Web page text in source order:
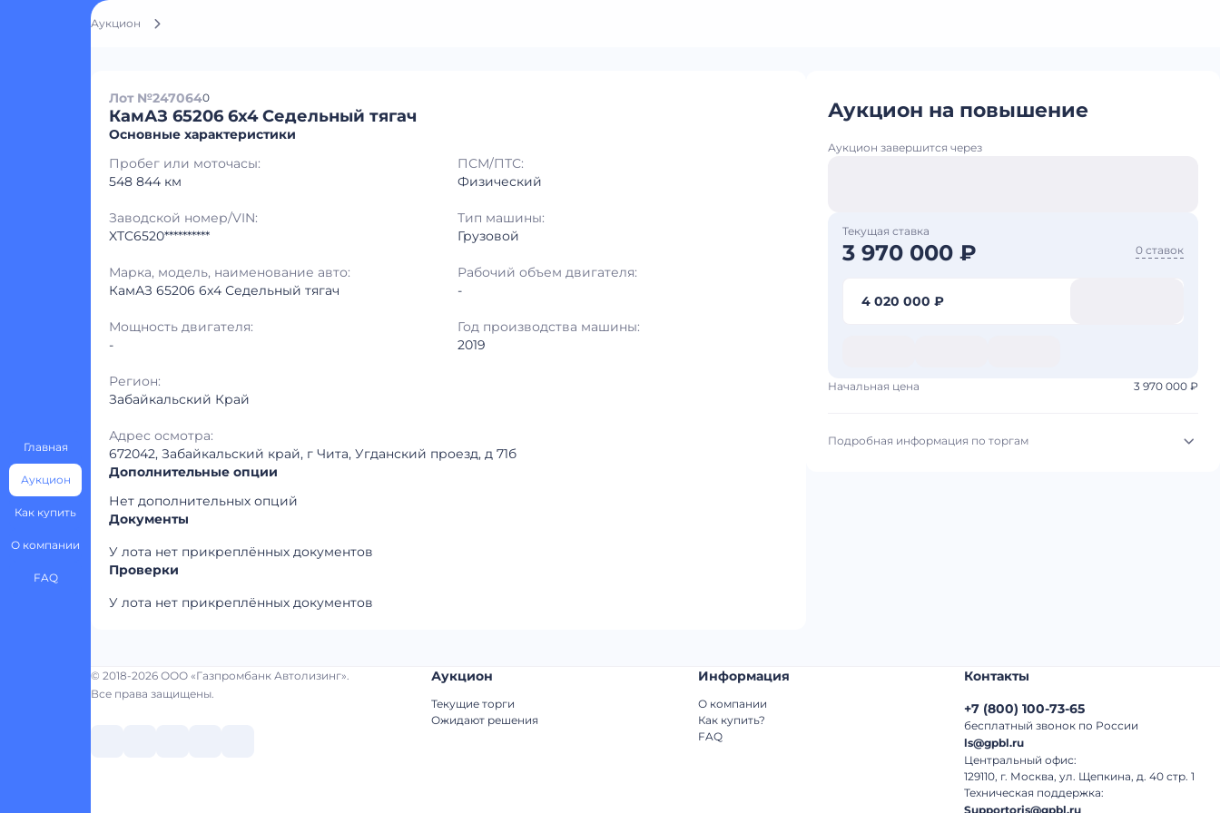
Главная
Аукцион
Как купить
О компании
FAQ
Аукцион
Лот №2470640
КамАЗ 65206 6x4 Седельный тягач
Основные характеристики
Пробег или моточасы:
548 844 км
ПСМ/ПТС:
Физический
Заводской номер/VIN:
XTC6520**********
Тип машины:
Грузовой
Марка, модель, наименование авто:
КамАЗ 65206 6x4 Седельный тягач
Рабочий объем двигателя:
-
Мощность двигателя:
-
Год производства машины:
2019
Регион:
Забайкальский Край
Адрес осмотра:
672042, Забайкальский край, г Чита, Угданский проезд, д 71б
Дополнительные опции
Нет дополнительных опций
Документы
У лота нет прикреплённых документов
Проверки
У лота нет прикреплённых документов
Аукцион на повышение
Аукцион завершится через
Текущая ставка
3 970 000 ₽ 0 ставок
4 020 000 ₽
Начальная цена 3 970 000 ₽
Подробная информация по торгам
-
Забайкальский Край
© 2018-2026 ООО «Газпромбанк Автолизинг».
Все права защищены.
Аукцион
Текущие торги
Ожидают решения
Информация
О компании
Как купить?
FAQ
Контакты
+7 (800) 100-73-65
бесплатный звонок по России
ls@gpbl.ru
Центральный офис:
129110, г. Москва, ул. Щепкина, д. 40 стр. 1
Техническая поддержка:
Supportoris@gpbl.ru